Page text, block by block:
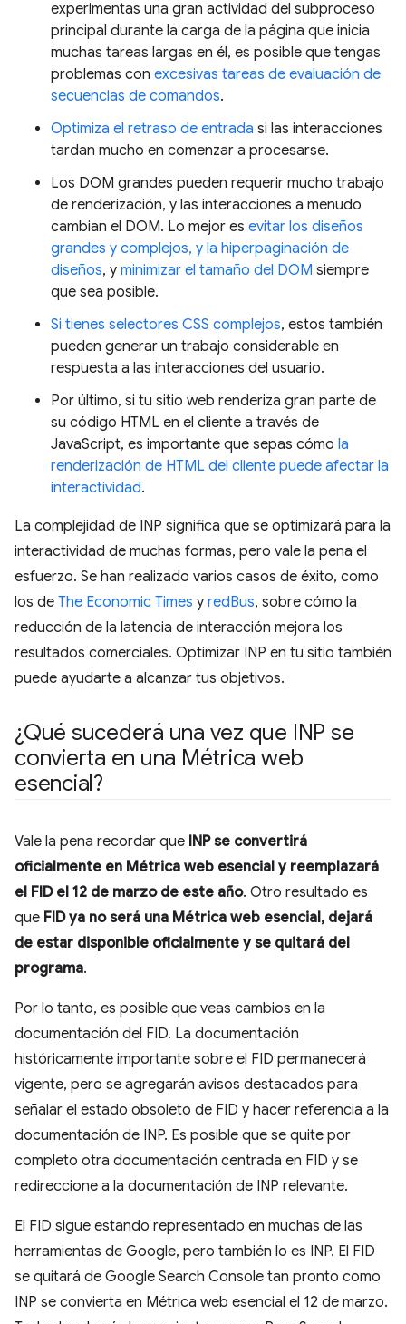
experimentas una gran actividad del subproceso
principal durante la carga de la página que inicia
muchas tareas largas en él, es posible que tengas
problemas con excesivas tareas de evaluación de
secuencias de comandos.
Optimiza el retraso de entrada si las interacciones
tardan mucho en comenzar a procesarse.
Los DOM grandes pueden requerir mucho trabajo
de renderización, y las interacciones a menudo
cambian el DOM. Lo mejor es evitar los diseños
grandes y complejos, y la hiperpaginación de
diseños, y minimizar el tamaño del DOM siempre
que sea posible.
Si tienes selectores CSS complejos, estos también
pueden generar un trabajo considerable en
respuesta a las interacciones del usuario.
Por último, si tu sitio web renderiza gran parte de
su código HTML en el cliente a través de
JavaScript, es importante que sepas cómo la
renderización de HTML del cliente puede afectar la
interactividad.
La complejidad de INP significa que se optimizará para la
interactividad de muchas formas, pero vale la pena el
esfuerzo. Se han realizado varios casos de éxito, como
los de The Economic Times y redBus, sobre cómo la
reducción de la latencia de interacción mejora los
resultados comerciales. Optimizar INP en tu sitio también
puede ayudarte a alcanzar tus objetivos.
¿Qué sucederá una vez que INP se
convierta en una Métrica web
esencial?
Vale la pena recordar que INP se convertirá
oficialmente en Métrica web esencial y reemplazará
el FID el 12 de marzo de este año. Otro resultado es
que FID ya no será una Métrica web esencial, dejará
de estar disponible oficialmente y se quitará del
programa.
Por lo tanto, es posible que veas cambios en la
documentación del FID. La documentación
históricamente importante sobre el FID permanecerá
vigente, pero se agregarán avisos destacados para
señalar el estado obsoleto de FID y hacer referencia a la
documentación de INP. Es posible que se quite por
completo otra documentación centrada en FID y se
redireccione a la documentación de INP relevante.
El FID sigue estando representado en muchas de las
herramientas de Google, pero también lo es INP. El FID
se quitará de Google Search Console tan pronto como
INP se convierta en Métrica web esencial el 12 de marzo.